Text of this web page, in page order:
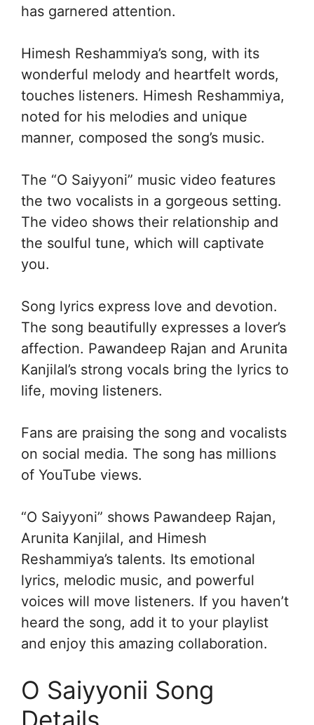
has garnered attention.
Himesh Reshammiya’s song, with its
wonderful melody and heartfelt words,
touches listeners. Himesh Reshammiya,
noted for his melodies and unique
manner, composed the song’s music.
The “O Saiyyoni” music video features
the two vocalists in a gorgeous setting.
The video shows their relationship and
the soulful tune, which will captivate
you.
Song lyrics express love and devotion.
The song beautifully expresses a lover’s
affection. Pawandeep Rajan and Arunita
Kanjilal’s strong vocals bring the lyrics to
life, moving listeners.
Fans are praising the song and vocalists
on social media. The song has millions
of YouTube views.
“O Saiyyoni” shows Pawandeep Rajan,
Arunita Kanjilal, and Himesh
Reshammiya’s talents. Its emotional
lyrics, melodic music, and powerful
voices will move listeners. If you haven’t
heard the song, add it to your playlist
and enjoy this amazing collaboration.
O Saiyyonii Song